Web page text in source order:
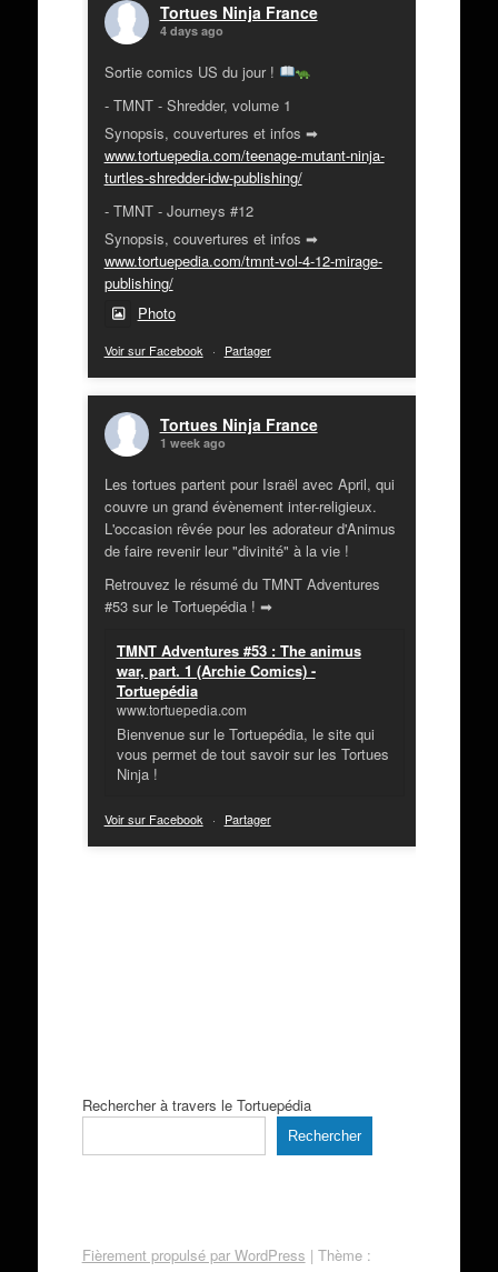
Tortues Ninja France
4 days ago
Sortie comics US du jour !
- TMNT - Shredder, volume 1
Synopsis, couvertures et infos ➡
www.tortuepedia.com/teenage-mutant-ninja-
turtles-shredder-idw-publishing/
- TMNT - Journeys #12
Synopsis, couvertures et infos ➡
www.tortuepedia.com/tmnt-vol-4-12-mirage-
publishing/
Photo
Voir sur Facebook · Partager
Tortues Ninja France
1 week ago
Les tortues partent pour Israël avec April, qui
couvre un grand évènement inter-religieux.
L'occasion rêvée pour les adorateur d'Animus
de faire revenir leur "divinité" à la vie !
Retrouvez le résumé du TMNT Adventures
#53 sur le Tortuepédia ! ➡
TMNT Adventures #53 : The animus
war, part. 1 (Archie Comics) -
Tortuepédia
www.tortuepedia.com
Bienvenue sur le Tortuepédia, le site qui
vous permet de tout savoir sur les Tortues
Ninja !
Voir sur Facebook · Partager
Rechercher à travers le Tortuepédia
Rechercher
Fièrement propulsé par WordPress | Thème :